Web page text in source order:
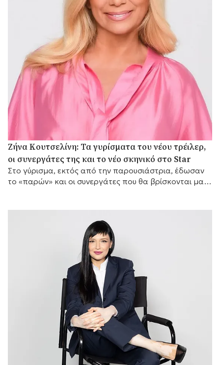
Ζήνα Κουτσελίνη: Τα γυρίσματα του νέου τρέιλερ,
οι συνεργάτες της και το νέο σκηνικό στο Star
Στο γύρισμα, εκτός από την παρουσιάστρια, έδωσαν
το «παρών» και οι συνεργάτες που θα βρίσκονται μαζί